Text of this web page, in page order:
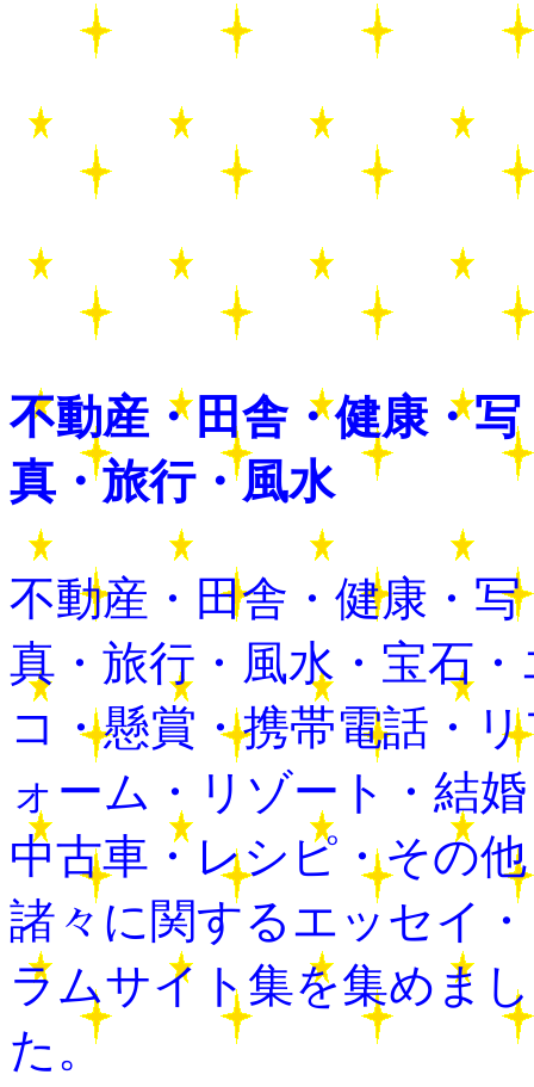
不動産・田舎・健康・写
真・旅行・風水
不動産・田舎・健康・写
真・旅行・風水・宝石・
コ・懸賞・携帯電話・
ォーム・リゾート・結
中古車・レシピ・その他
諸々に関するエッセイ
ラムサイト集を集めまし
た。